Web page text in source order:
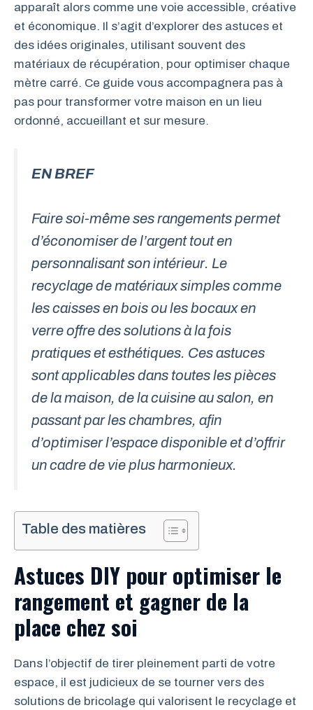
apparaît alors comme une voie accessible, créative
et économique. Il s’agit d’explorer des astuces et
des idées originales, utilisant souvent des
matériaux de récupération, pour optimiser chaque
mètre carré. Ce guide vous accompagnera pas à
pas pour transformer votre maison en un lieu
ordonné, accueillant et sur mesure.
EN BREF
Faire soi-même ses rangements permet
d’économiser de l’argent tout en
personnalisant son intérieur. Le
recyclage de matériaux simples comme
les caisses en bois ou les bocaux en
verre offre des solutions à la fois
pratiques et esthétiques. Ces astuces
sont applicables dans toutes les pièces
de la maison, de la cuisine au salon, en
passant par les chambres, afin
d’optimiser l’espace disponible et d’offrir
un cadre de vie plus harmonieux.
Table des matières
Astuces DIY pour optimiser le
rangement et gagner de la
place chez soi
Dans l’objectif de tirer pleinement parti de votre
espace, il est judicieux de se tourner vers des
solutions de bricolage qui valorisent le recyclage et